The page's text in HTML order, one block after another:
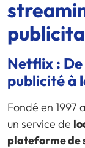
Netflix :
publicité à
Fondé en 1997
un service de
plateforme de